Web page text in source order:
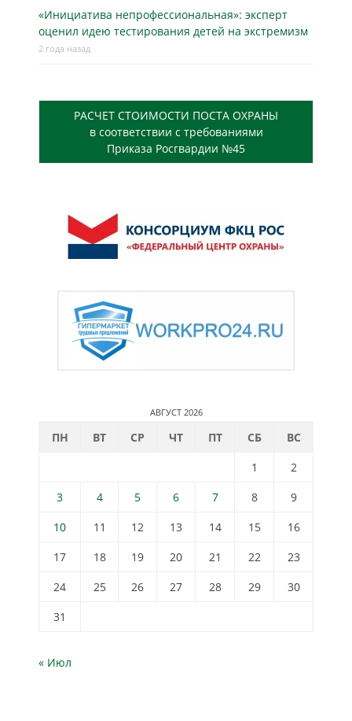
«Инициатива непрофессиональная»: эксперт
оценил идею тестирования детей на экстремизм
2 года назад
РАСЧЕТ СТОИМОСТИ ПОСТА ОХРАНЫ
в соответствии с требованиями
Приказа Росгвардии №45
АВГУСТ 2026
ПН ВТ СР ЧТ ПТ СБ
ВС
1
2
3
4 5 6 7 8
9
10
11 12 13 14 15
16
17
18 19 20 21 22
23
24
25 26 27 28 29
30
31
« Июл